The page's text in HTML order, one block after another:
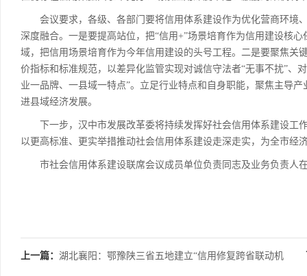
会议要求，各级、各部门要将信用体系建设作为优化营商环境
深度融合。一是要提高站位，把“信用+”场景培育作为信用建设核
域，把信用场景培育作为今年信用建设的头号工程。二是要聚焦关
价指标和标准规范，以差异化监管实现对诚信守法者“无事不扰”、
业一品牌、一县域一特点”。立足行业特点和自身职能，聚焦主导
进县域经济发展。
下一步，汉中市发展改革委将持续发挥好社会信用体系建设工
以更高标准、更实举措推动社会信用体系建设走深走实，为全市经
市社会信用体系建设联席会议成员单位负责同志及业务负责人
上一篇： 湖北襄阳：鄂豫陕三省五地建立“信用修复跨省联动机